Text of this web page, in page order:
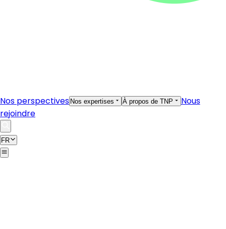
Nos perspectives Nos expertises À propos de TNP
Nous
rejoindre
FR